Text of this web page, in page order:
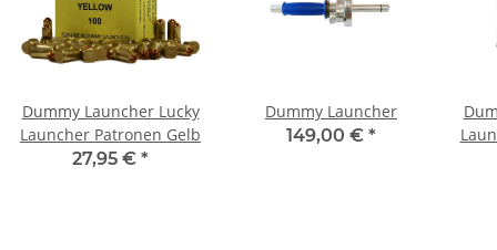
Dummy Launcher Lucky
Launcher Patronen Gelb
27,95 € *
Dummy Launcher
149,00 € *